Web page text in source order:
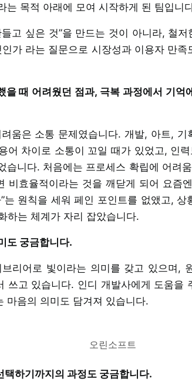
는 목적 아래에 모여 시작하게 된 팀입니
고 싶은 것”을 만드는 것이 아니라, 철
인가 라는 질문으로 시장성과 이용자 만
을 때 어려웠던 점과, 극복 과정에서 기억
움은 소통 문제였습니다. 개발, 아트,
어 차이로 소통이 꼬일 때가 있었고, 인
습니다. 처음에는 프로세스 확립에 어려
비효율적이라는 것을 깨닫게 되어 요즘
는 원칙을 세워 페인 포인트를 없앴고, 상
하는 체계가 자리 잡았습니다.
도 궁금합니다.
브리어로 빛이라는 의미를 갖고 있으며,
쓰고 있습니다. 인디 개발사에게 도움을
마음의 의미도 담겨져 있습니다.
오린소프트
택하기까지의 과정도 궁금합니다.